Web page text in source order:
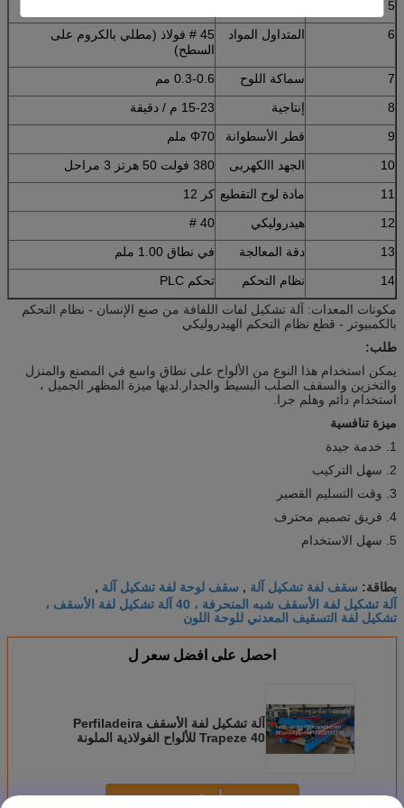
5
6
المتداول المواد
45 # فولاذ (مطلي بالكروم على
السطح)
7
سماكة اللوح
0.3-0.6 مم
8
إنتاجية
15-23 م / دقيقة
9
قطر الأسطوانة
Φ70 ملم
10
الجهد االكهربى
380 فولت 50 هرتز 3 مراحل
11
مادة لوح التقطيع كر 12
12
هيدروليكي
40 #
13
دقة المعالجة
في نطاق 1.00 ملم
14
نظام التحكم
تحكم PLC
مكونات المعدات: آلة تشكيل لفات اللفافة من صنع الإنسان - نظام التحكم
بالكمبيوتر - قطع نظام التحكم الهيدروليكي
طلب:
يمكن استخدام هذا النوع من الألواح على نطاق واسع في المصنع والمنزل
والتخزين والسقف الصلب البسيط والجدار.لديها ميزة المظهر الجميل ،
استخدام دائم وهلم جرا.
ميزة تنافسية
1. خدمة جيدة
2. سهل التركيب
3. وقت التسليم القصير
4. فريق تصميم محترف
5. سهل الاستخدام
بطاقة: سقف لفة تشكيل آلة , سقف لوحة لفة تشكيل آلة ,
آلة تشكيل لفة الأسقف شبه المنحرفة ، 40 آلة تشكيل لفة الأسقف ،
تشكيل لفة التسقيف المعدني للوحة اللون
احصل على افضل سعر ل
آلة تشكيل لفة الأسقف Perfiladeira
Trapeze 40 للألواح الفولاذية الملونة
استمر